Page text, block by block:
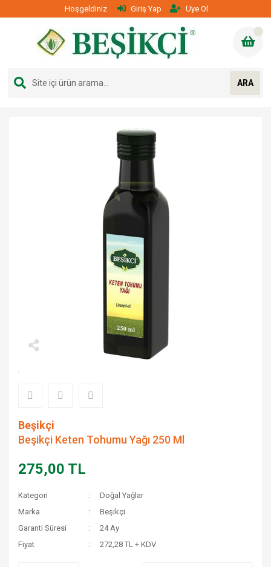
Hoşgeldiniz Giriş Yap Üye Ol
ARA
Beşikçi
Beşikçi Keten Tohumu Yağı 250 Ml
275,00 TL
Kategori
Doğal Yağlar
Marka
Beşikçi
Garanti Süresi
24 Ay
Fiyat
272,28 TL + KDV